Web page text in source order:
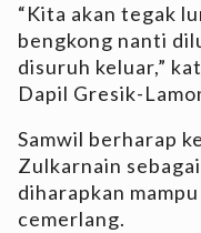
“Kita akan tegak
bengkong nanti
disuruh keluar,”
Dapil Gresik-
Samwil berharap
Zulkarnain
diharapkan
cemerlang.